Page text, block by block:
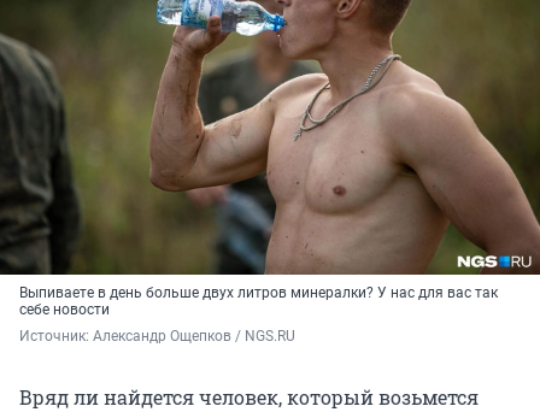
Выпиваете в день больше двух литров минералки? У нас для вас так
себе новости
Источник: Александр Ощепков / NGS.RU
Вряд ли найдется человек, который возьмется